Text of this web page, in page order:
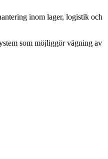
inom lager, logistik och
som möjliggör vägning av